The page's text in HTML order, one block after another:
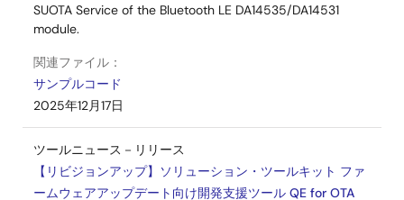
SUOTA Service of the Bluetooth LE DA14535/DA14531
module.
関連ファイル：
サンプルコード
2025年12月17日
ツールニュース－リリース
【リビジョンアップ】ソリューション・ツールキット ファ
ームウェアアップデート向け開発支援ツール QE for OTA